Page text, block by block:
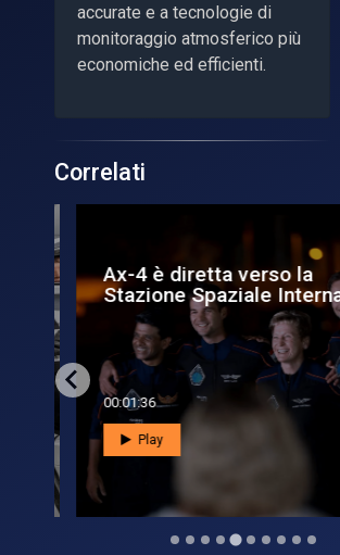
accurate e a tecnologie di
monitoraggio atmosferico più
economiche ed efficienti.
Correlati
Ax-4 è diretta verso la
Stazione Spaziale
00:01:36
Play